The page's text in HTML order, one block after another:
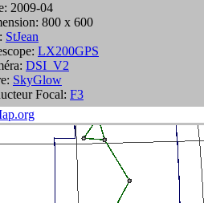
2009-04
800 x 600
StJean
LX200GPS
DSI_V2
SkyGlow
Focal: F3